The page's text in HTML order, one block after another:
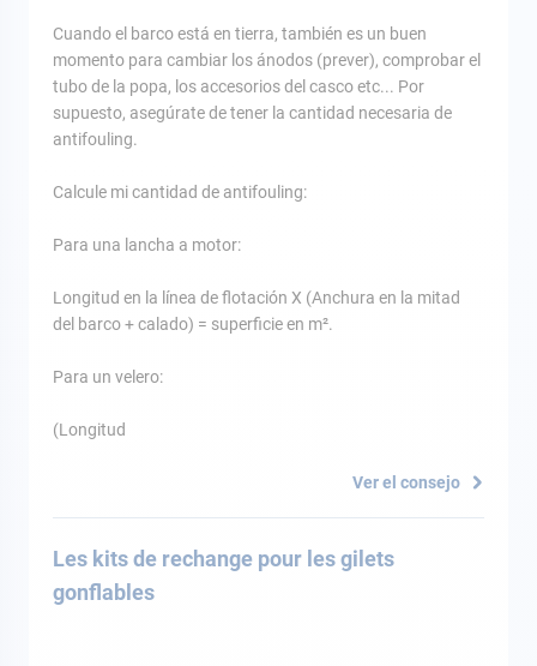
Cuando el barco está en tierra, también es un buen
momento para cambiar los ánodos (prever), comprobar el
tubo de la popa, los accesorios del casco etc... Por
supuesto, asegúrate de tener la cantidad necesaria de
antifouling.
Calcule mi cantidad de antifouling:
Para una lancha a motor:
Longitud en la línea de flotación X (Anchura en la mitad
del barco + calado) = superficie en m².
Para un velero:
(Longitud
Ver el consejo
Les kits de rechange pour les gilets
gonflables